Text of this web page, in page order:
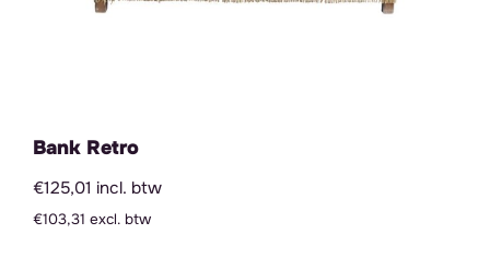
Bank Retro
€125,01 incl. btw
€103,31 excl. btw